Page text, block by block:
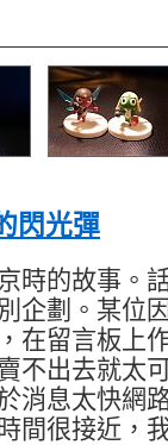
閃光彈
時的故事。
企劃。某位
在留言板上
不出去就太
消息太快網
間很接近，